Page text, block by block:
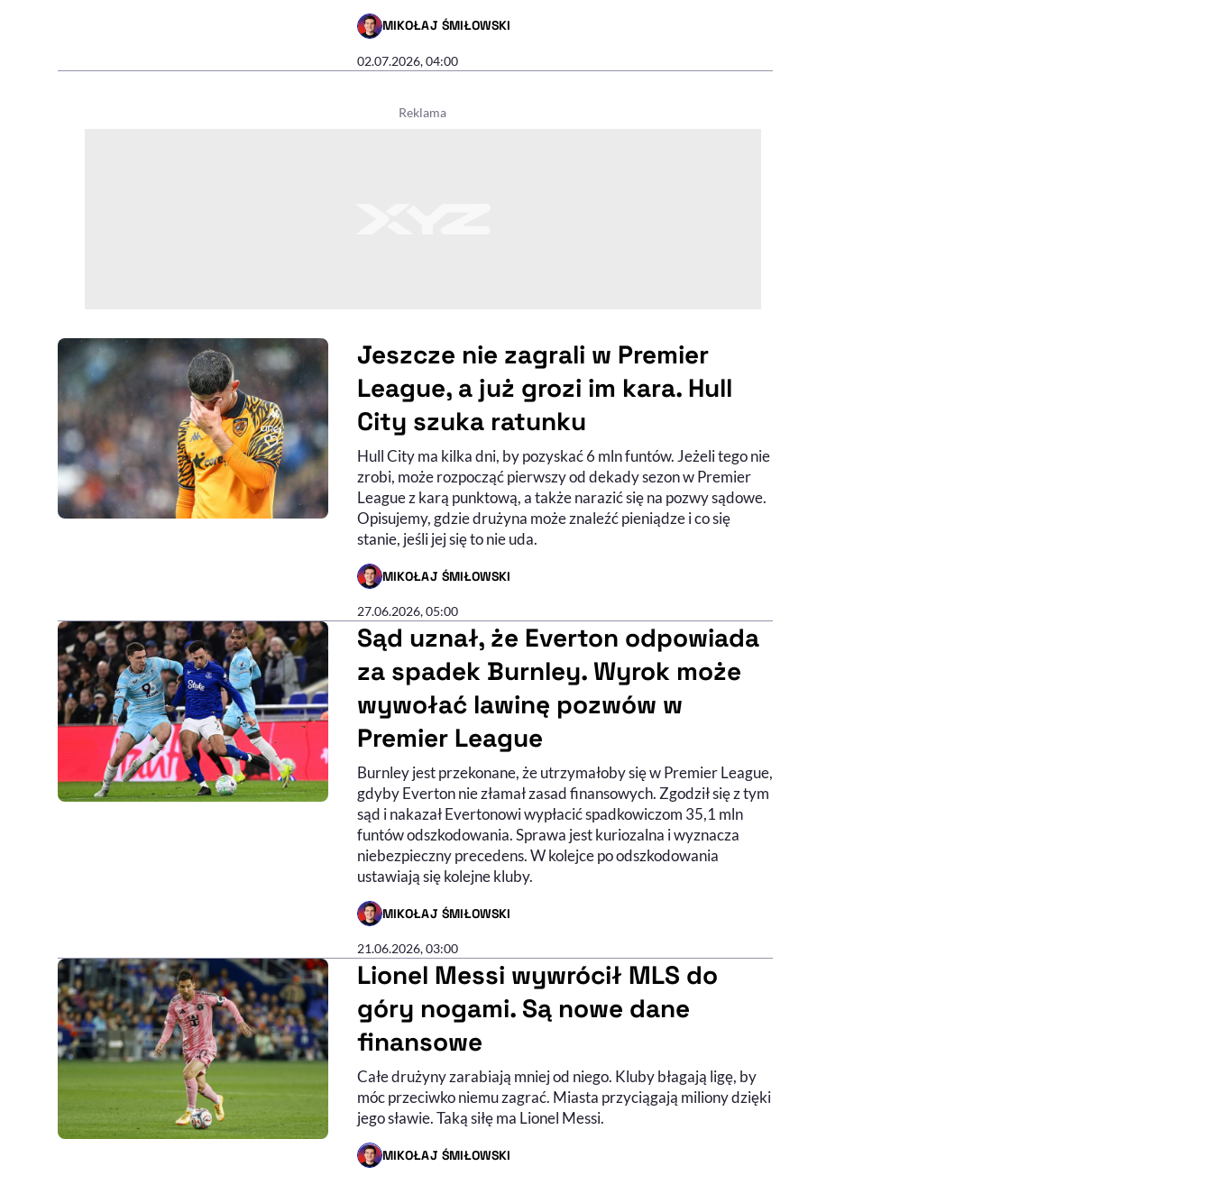
MIKOŁAJ ŚMIŁOWSKI
- AUTOR ARTYKUŁU - PROFIL
02.07.2026, 04:00
Jeszcze nie zagrali w Premier
League, a już grozi im kara. Hull
City szuka ratunku
Hull City ma kilka dni, by pozyskać 6 mln funtów. Jeżeli tego nie
zrobi, może rozpocząć pierwszy od dekady sezon w Premier
League z karą punktową, a także narazić się na pozwy sądowe.
Opisujemy, gdzie drużyna może znaleźć pieniądze i co się
stanie, jeśli jej się to nie uda.
MIKOŁAJ ŚMIŁOWSKI
- AUTOR ARTYKUŁU - PROFIL
27.06.2026, 05:00
Sąd uznał, że Everton odpowiada
za spadek Burnley. Wyrok może
wywołać lawinę pozwów w
Premier League
Burnley jest przekonane, że utrzymałoby się w Premier League,
gdyby Everton nie złamał zasad finansowych. Zgodził się z tym
sąd i nakazał Evertonowi wypłacić spadkowiczom 35,1 mln
funtów odszkodowania. Sprawa jest kuriozalna i wyznacza
niebezpieczny precedens. W kolejce po odszkodowania
ustawiają się kolejne kluby.
MIKOŁAJ ŚMIŁOWSKI
- AUTOR ARTYKUŁU - PROFIL
21.06.2026, 03:00
Lionel Messi wywrócił MLS do
góry nogami. Są nowe dane
finansowe
Całe drużyny zarabiają mniej od niego. Kluby błagają ligę, by
móc przeciwko niemu zagrać. Miasta przyciągają miliony dzięki
jego sławie. Taką siłę ma Lionel Messi.
MIKOŁAJ ŚMIŁOWSKI
- AUTOR ARTYKUŁU - PROFIL